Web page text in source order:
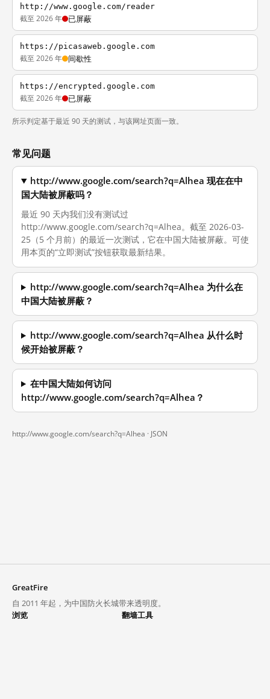
http://www.google.com/reader
截至 2026 年 已屏蔽
https://picasaweb.google.com
截至 2026 年 间歇性
https://encrypted.google.com
截至 2026 年 已屏蔽
所示判定基于最近 90 天的测试，与该网址页面一致。
常见问题
http://www.google.com/search?q=Alhea 现在在中
国大陆被屏蔽吗？
最近 90 天内我们没有测试过
http://www.google.com/search?q=Alhea。截至 2026-03-
25（5 个月前）的最近一次测试，它在中国大陆被屏蔽。可使
用本页的“立即测试”按钮获取最新结果。
http://www.google.com/search?q=Alhea 为什么在
中国大陆被屏蔽？
http://www.google.com/search?q=Alhea 从什么时
候开始被屏蔽？
在中国大陆如何访问
http://www.google.com/search?q=Alhea？
http://www.google.com/search?q=Alhea · JSON
GreatFire
自 2011 年起，为中国防火长城带来透明度。
浏览
翻墙工具